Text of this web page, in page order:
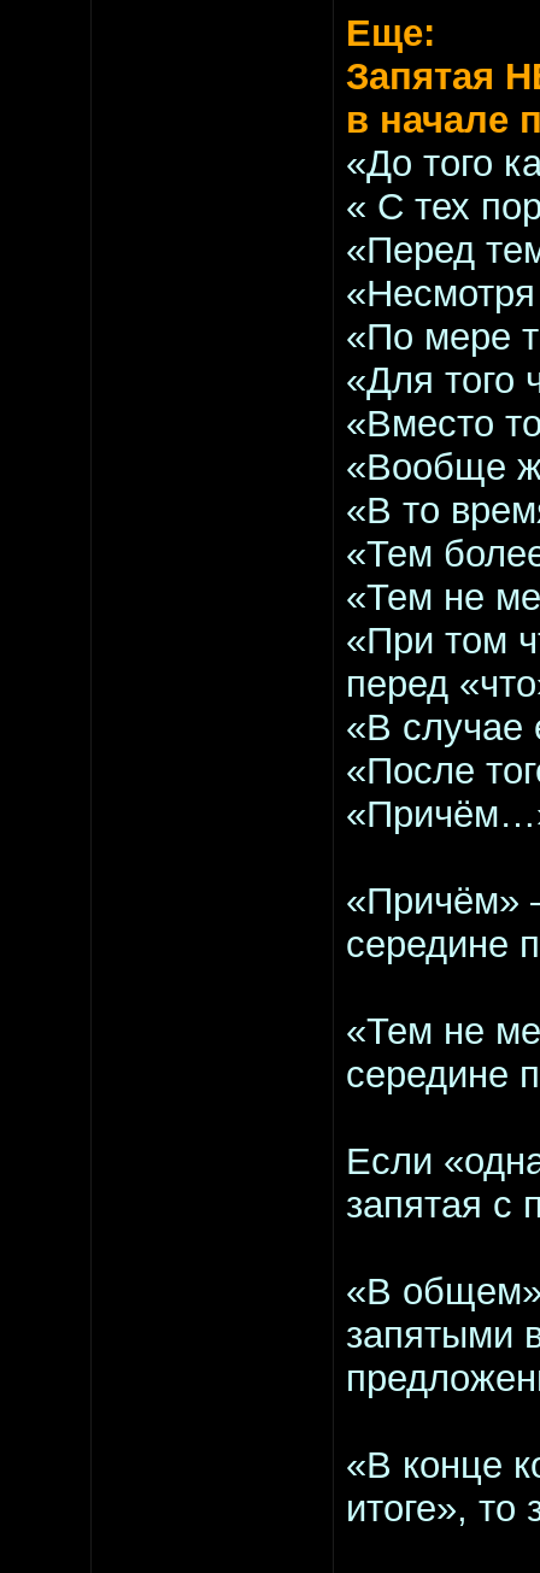
Еще:
Запятая
в начале
«До того
« С тех
«Перед
«По мере
«Для того
«Вместо
«Вообще
«В то
«Тем
«Тем не
«При том
перед
«В
«После
«Причём»
середине
«Тем не
середине
Если
запятая с
«В общем»
запятыми
«В конце
итоге», то